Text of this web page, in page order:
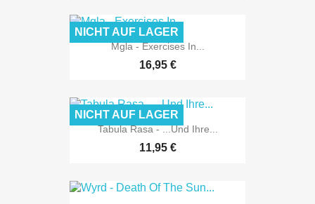
Mgla - Exercises In...
16,95 €
NICHT AUF LAGER
Tabula Rasa - ...Und Ihre...
11,95 €
NICHT AUF LAGER